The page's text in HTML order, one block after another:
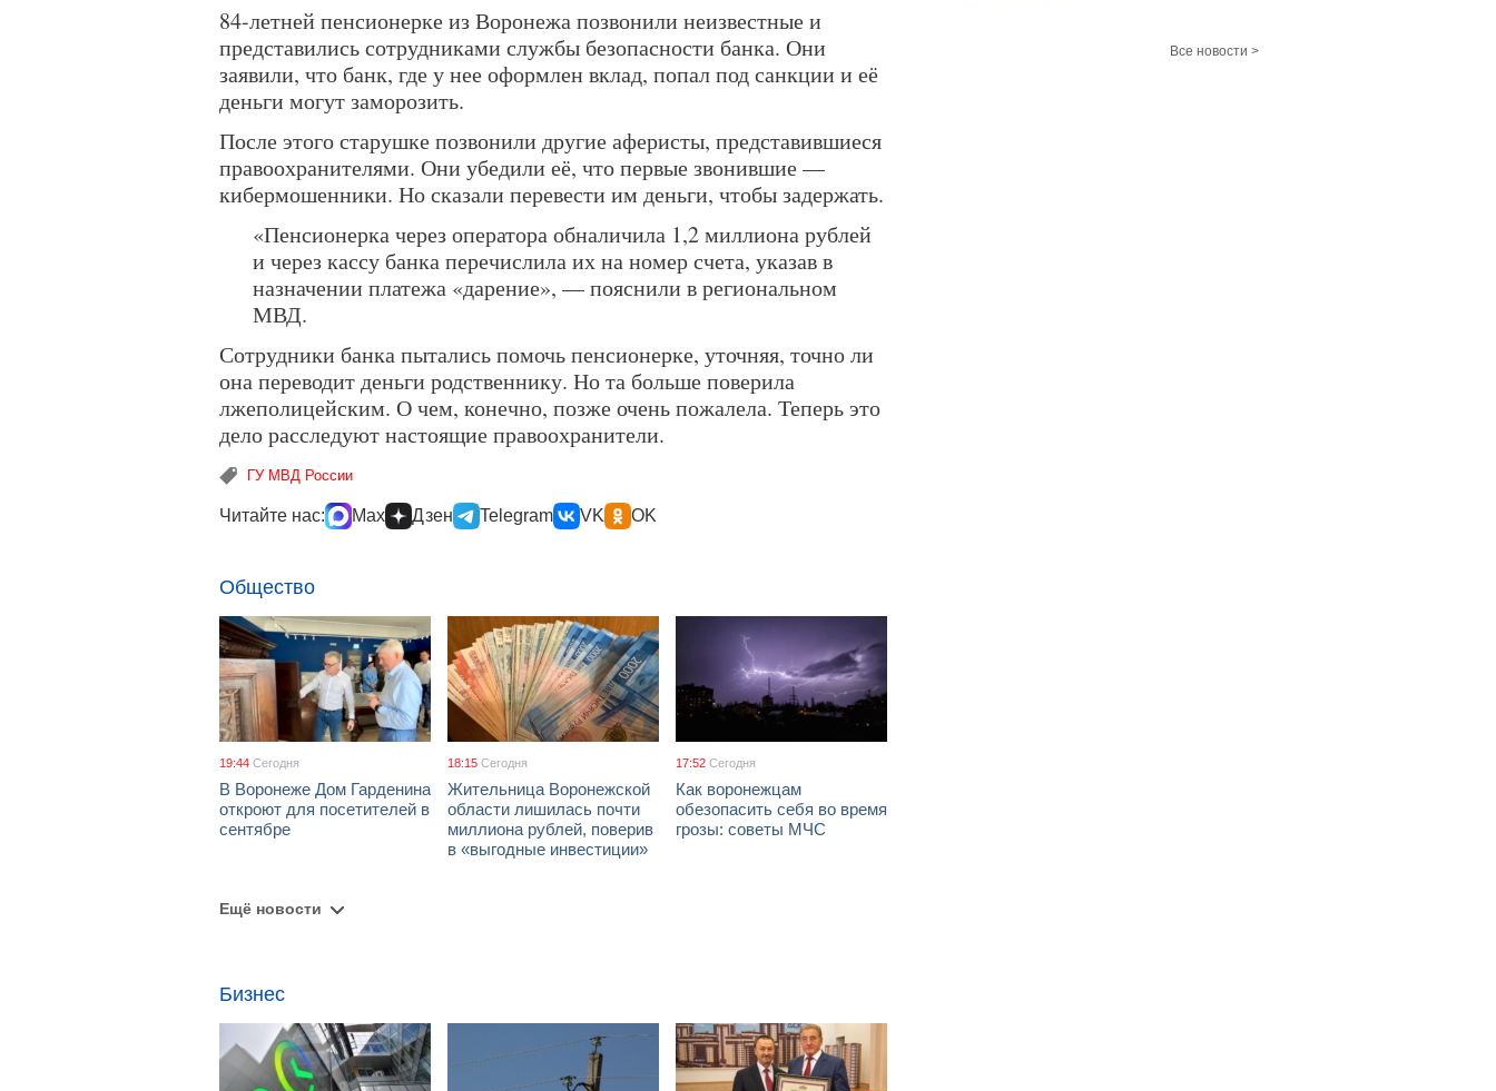
84-летней пенсионерке из Воронежа позвонили неизвестные и
представились сотрудниками службы безопасности банка. Они
заявили, что банк, где у нее оформлен вклад, попал под санкции и её
деньги могут заморозить.
После этого старушке позвонили другие аферисты, представившиеся
правоохранителями. Они убедили её, что первые звонившие —
кибермошенники. Но сказали перевести им деньги, чтобы задержать.
«Пенсионерка через оператора обналичила 1,2 миллиона рублей
и через кассу банка перечислила их на номер счета, указав в
назначении платежа «дарение», — пояснили в региональном
МВД.
Сотрудники банка пытались помочь пенсионерке, уточняя, точно ли
она переводит деньги родственнику. Но та больше поверила
лжеполицейским. О чем, конечно, позже очень пожалела. Теперь это
дело расследуют настоящие правоохранители.
ГУ МВД России
Читайте нас: Max Дзен Telegram VK OK
Общество
19:44 Сегодня
В Воронеже Дом Гарденина
откроют для посетителей в
сентябре
18:15 Сегодня
Жительница Воронежской
области лишилась почти
миллиона рублей, поверив
в «выгодные инвестиции»
17:52 Сегодня
Как воронежцам
обезопасить себя во время
грозы: советы МЧС
Ещё новости
Бизнес
Все новости >